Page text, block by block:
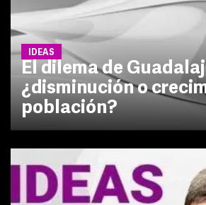
IDEAS
El dilema de
¿disminución o
población?